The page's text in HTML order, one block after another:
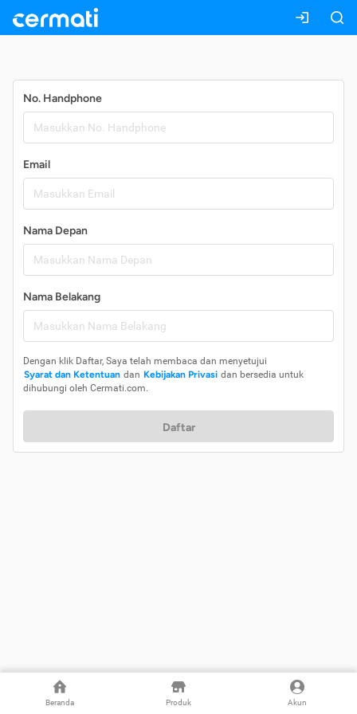
Beranda Produk Akun
No. Handphone
Email
Nama Depan
Nama Belakang
Dengan klik Daftar, Saya telah membaca dan menyetujui
Syarat dan Ketentuan dan Kebijakan Privasi dan bersedia untuk
dihubungi oleh Cermati.com.
Daftar